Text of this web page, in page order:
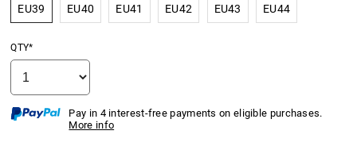
EU39 EU40 EU41 EU42 EU43 EU44
QTY*
Pay in 4 interest-free payments on eligible purchases.
More info